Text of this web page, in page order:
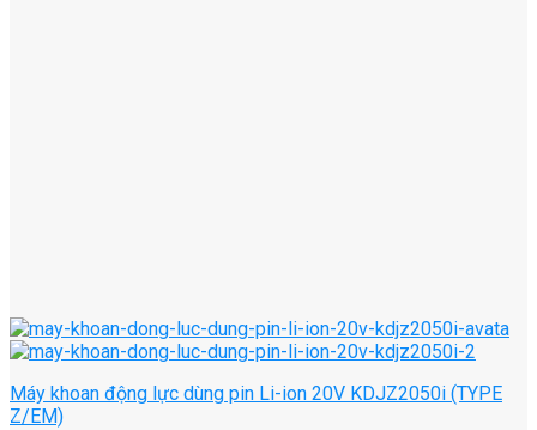
Máy khoan động lực dùng pin Li-ion 20V KDJZ2050i (TYPE
Z/EM)